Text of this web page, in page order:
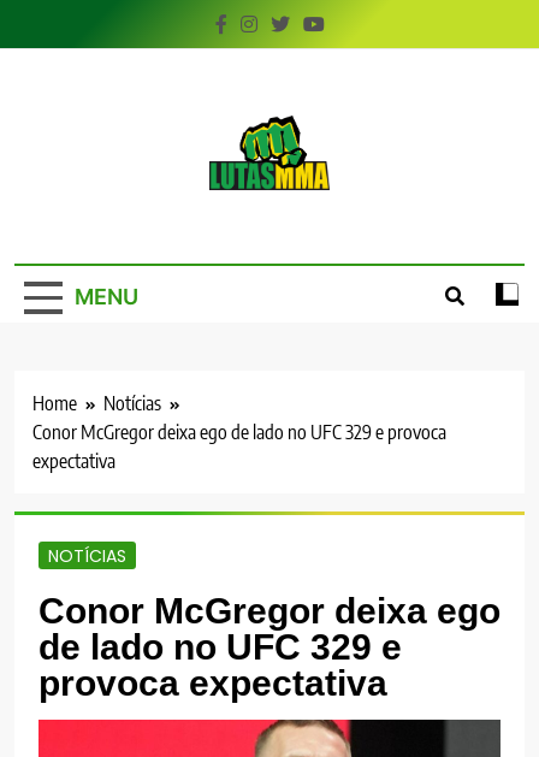
to
MENU
Home
Notícias
Conor McGregor deixa ego de lado no UFC 329 e provoca
expectativa
NOTÍCIAS
Conor McGregor deixa ego
de lado no UFC 329 e
provoca expectativa